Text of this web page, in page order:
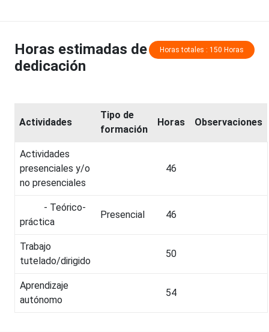
Horas estimadas de
dedicación
Horas totales : 150 Horas
Actividades
Tipo de
formación
Horas Observaciones
Actividades
presenciales y/o
no presenciales
46
- Teórico-
práctica
Presencial 46
Trabajo
tutelado/dirigido
50
Aprendizaje
autónomo
54